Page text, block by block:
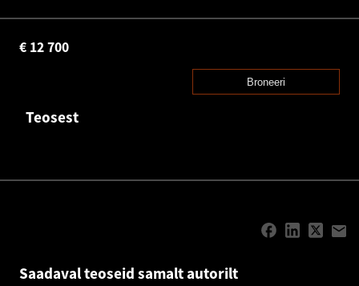
12 700
€
Broneeri
Teosest
Saadaval teoseid samalt autorilt